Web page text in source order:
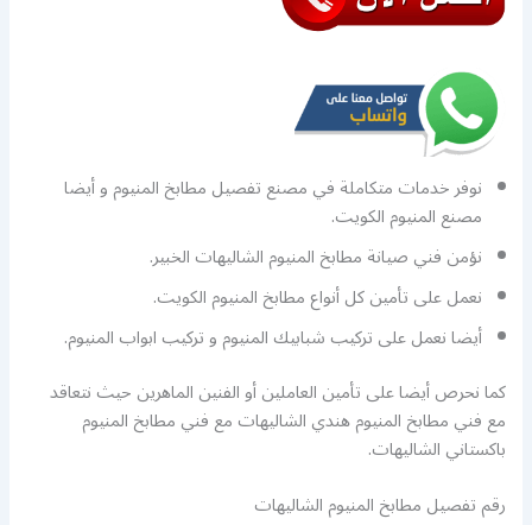
نوفر خدمات متكاملة في مصنع تفصيل مطابخ المنيوم و أيضا
مصنع المنيوم الكويت.
نؤمن فني صيانة مطابخ المنيوم الشاليهات الخبير.
نعمل على تأمين كل أنواع مطابخ المنيوم الكويت.
أيضا نعمل على تركيب شبابيك المنيوم و تركيب ابواب المنيوم.
كما نحرص أيضا على تأمين العاملين أو الفنين الماهرين حيث نتعاقد
مع فني مطابخ المنيوم هندي الشاليهات مع فني مطابخ المنيوم
باكستاني الشاليهات.
رقم تفصيل مطابخ المنيوم الشاليهات